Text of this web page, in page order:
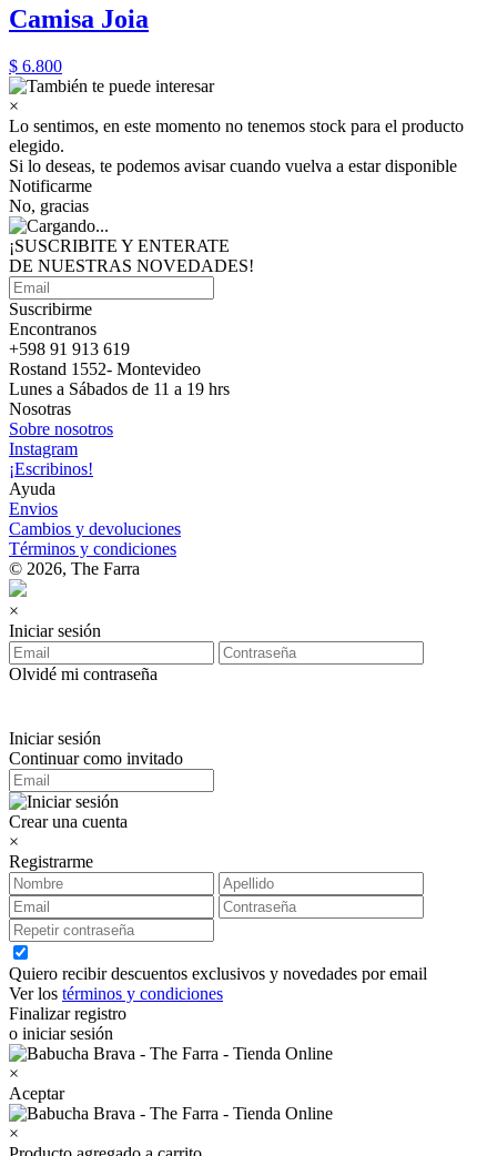
Camisa Joia
$ 6.800
×
Lo sentimos, en este momento no tenemos stock para el producto
elegido.
Si lo deseas, te podemos avisar cuando vuelva a estar disponible
Notificarme
No, gracias
¡SUSCRIBITE Y ENTERATE
DE NUESTRAS NOVEDADES!
Suscribirme
Encontranos
+598 91 913 619
Rostand 1552- Montevideo
Lunes a Sábados de 11 a 19 hrs
Nosotras
Sobre nosotros
Instagram
¡Escribinos!
Ayuda
Envios
Cambios y devoluciones
Términos y condiciones
© 2026, The Farra
×
Iniciar sesión
Olvidé mi contraseña
Iniciar sesión
Continuar como invitado
Crear una cuenta
×
Registrarme
Quiero recibir descuentos exclusivos y novedades por email
Ver los términos y condiciones
Finalizar registro
o iniciar sesión
×
Aceptar
×